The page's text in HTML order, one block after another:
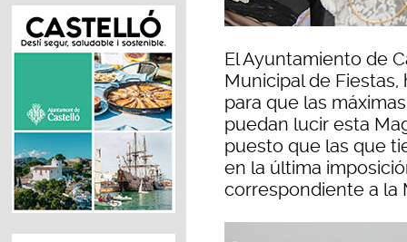
El Ayuntamiento de
Municipal de
para que las
puedan lucir esta
puesto que las que
en la última
correspondiente a la